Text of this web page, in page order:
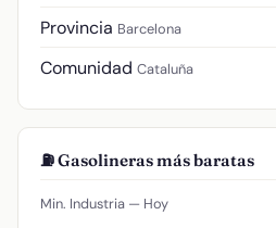
Provincia Barcelona
Comunidad Cataluña
⛽ Gasolineras más baratas
Min. Industria — Hoy